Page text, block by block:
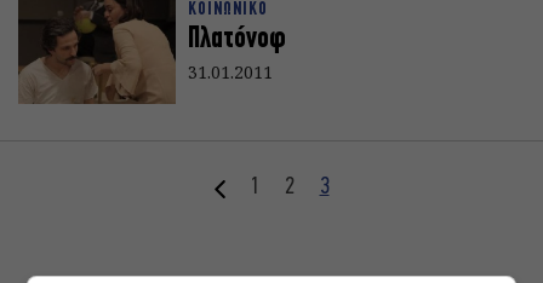
ΚΟΙΝΩΝΙΚΟ
Πλατόνοφ
31.01.2011
1 2 3